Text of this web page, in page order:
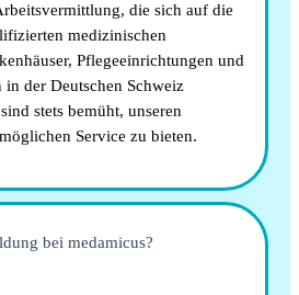
die sich auf die
medizinischen
Pflegeeinrichtungen und
in der Deutschen Schweiz
stets bemüht, unseren
Service zu bieten.
bei medamicus?